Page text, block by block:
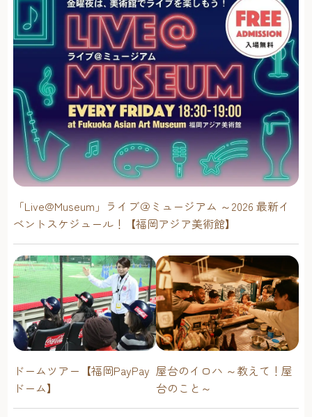
「Live@Museum」ライブ＠ミュージアム ～2026 最新イ
ベントスケジュール！【福岡アジア美術館】
ドームツアー【福岡PayPay
ドーム】
屋台のイロハ ～教えて！屋
台のこと～